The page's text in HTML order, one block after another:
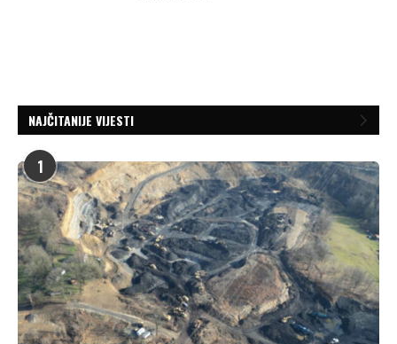
NAJČITANIJE VIJESTI
1